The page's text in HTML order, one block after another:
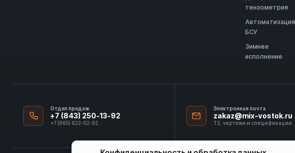
тензометрия
Автоматизация
БСУ
Зимнее
исполнение
Отдел продаж
+7 (843) 250-13-92
+7 (965) 622-02-92
Электронная почта
zakaz@mix-vostok.ru
ТЗ, чертежи и спецификации